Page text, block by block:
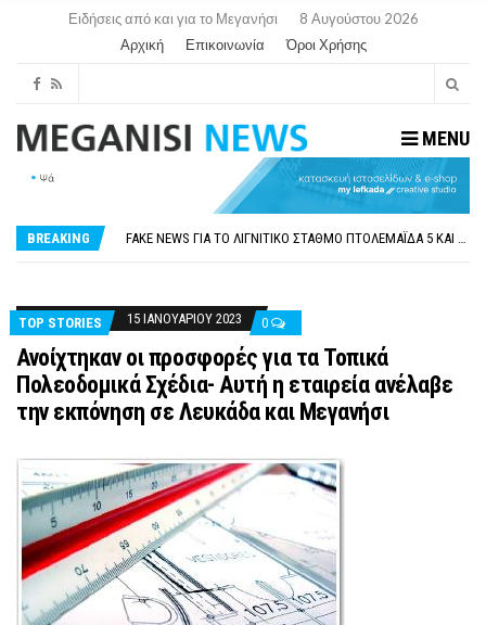
Ειδήσεις από και για το Μεγανήσι
8 Αυγούστου 2026
Αρχική
Επικοινωνία Όροι Χρήσης
MENU
BREAKING
ΠΑΡΑΙΤΉΘΗΚΕ Η ΑΝΤΙΔΉΜΑΡΧΟΣ ΠΟΛΙΤΙΣΜΟΎ ΜΕΓΑΝΗΣΊΟΥ Κ . ΕΥΑΓΓΕΛΊΑ ΜΕΛΆ. Η ΕΠΙΣΤΟΛΉ ΤΗΣ ΠΑΡΑΊΤΗΣΗΣ
FAKE NEWS ΓΙΑ ΤΟ ΛΙΓΝΙΤΙΚΌ ΣΤΑΘΜΌ ΠΤΟΛΕΜΑΪ́ΔΑ 5 ΚΑΙ ΤΗΝ ΕΝΕΡΓΕΙΑΚΉ ΑΣΦΆΛΕΙΑ ΤΗΣ ΧΏΡΑΣ
TOP STORIES
15 ΙΑΝΟΥΑΡΊΟΥ 2023 0
Ανοίχτηκαν οι προσφορές για τα Τοπικά
Πολεοδομικά Σχέδια- Αυτή η εταιρεία ανέλαβε
την εκπόνηση σε Λευκάδα και Μεγανήσι